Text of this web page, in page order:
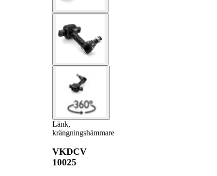
Länk,
krängningshämmare
VKDCV
10025